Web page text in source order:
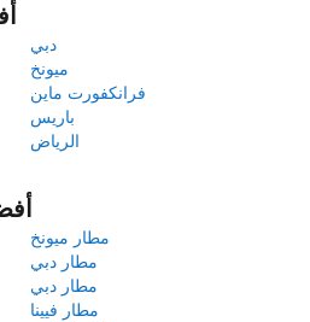
دبي
ميونخ
فرانكفورت ماين
باريس
الرياض
مطار ميونخ
مطار دبي
مطار دبي
مطار فيينا